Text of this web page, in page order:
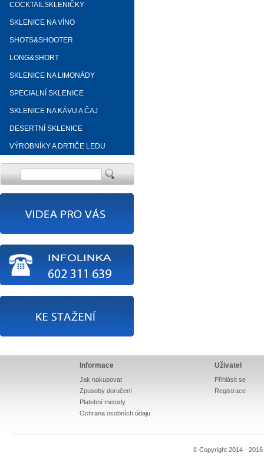
COCKTAILSKLENIČKY
SKLENICE NA VÍNO
SHOTS&SHOOTER
LONG&SHORT
SKLENICE NA LIMONÁDY
SPECIALNÍ SKLENICE
SKLENICE NA KÁVU A ČAJ
DESERTNÍ SKLENICE
VÝROBNÍKY A DRTIČE LEDU
Informace
Jak nakupovat
Zpusoby doručení
Platební metody
Ochrana osobních údaju
Uživatel
Přihlásit se
Registrace
© Copyright 2014 - 2016